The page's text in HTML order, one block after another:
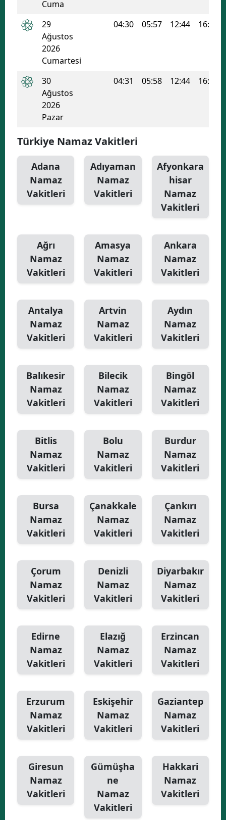
Cuma
29
Ağustos
2026
Cumartesi
04:30 05:57 12:44 16:25
30
Ağustos
2026
Pazar
04:31 05:58 12:44 16:24
Türkiye Namaz Vakitleri
Adana
Namaz
Vakitleri
Adıyaman
Namaz
Vakitleri
Afyonkara
hisar
Namaz
Vakitleri
Ağrı
Namaz
Vakitleri
Amasya
Namaz
Vakitleri
Ankara
Namaz
Vakitleri
Antalya
Namaz
Vakitleri
Artvin
Namaz
Vakitleri
Aydın
Namaz
Vakitleri
Balıkesir
Namaz
Vakitleri
Bilecik
Namaz
Vakitleri
Bingöl
Namaz
Vakitleri
Bitlis
Namaz
Vakitleri
Bolu
Namaz
Vakitleri
Burdur
Namaz
Vakitleri
Bursa
Namaz
Vakitleri
Çanakkale
Namaz
Vakitleri
Çankırı
Namaz
Vakitleri
Çorum
Namaz
Vakitleri
Denizli
Namaz
Vakitleri
Diyarbakır
Namaz
Vakitleri
Edirne
Namaz
Vakitleri
Elazığ
Namaz
Vakitleri
Erzincan
Namaz
Vakitleri
Erzurum
Namaz
Vakitleri
Eskişehir
Namaz
Vakitleri
Gaziantep
Namaz
Vakitleri
Giresun
Namaz
Vakitleri
Gümüşha
ne
Namaz
Vakitleri
Hakkari
Namaz
Vakitleri